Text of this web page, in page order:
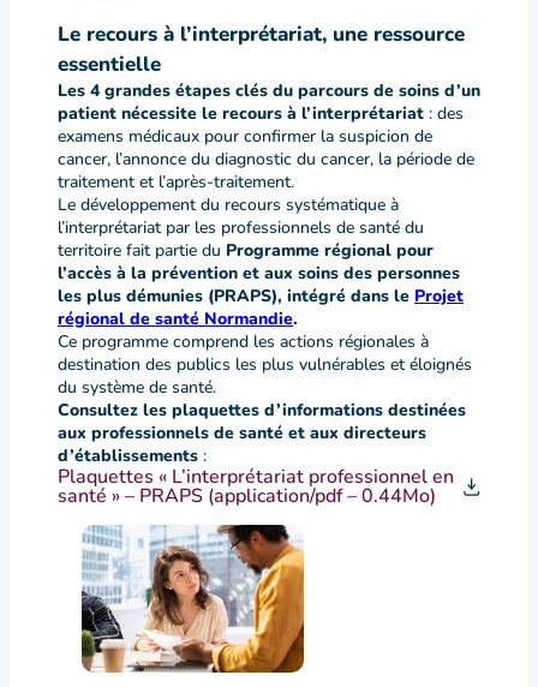
Le recours à l’interprétariat, une ressource
essentielle
Les 4 grandes étapes clés du parcours de soins d’un
patient nécessite le recours à l’interprétariat : des
examens médicaux pour confirmer la suspicion de
cancer, l’annonce du diagnostic du cancer, la période de
traitement et l’après-traitement.
Le développement du recours systématique à
l’interprétariat par les professionnels de santé du
territoire fait partie du Programme régional pour
l’accès à la prévention et aux soins des personnes
les plus démunies (PRAPS), intégré dans le Projet
régional de santé Normandie.
Ce programme comprend les actions régionales à
destination des publics les plus vulnérables et éloignés
du système de santé.
Consultez les plaquettes d’informations destinées
aux professionnels de santé et aux directeurs
d’établissements :
Plaquettes « L’interprétariat professionnel en
santé » – PRAPS (application/pdf – 0.44Mo)